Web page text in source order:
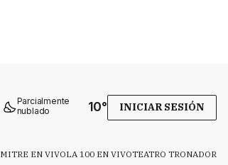
Parcialmente
nublado
10° INICIAR SESIÓN
MITRE EN VIVOLA 100 EN VIVOTEATRO TRONADOR